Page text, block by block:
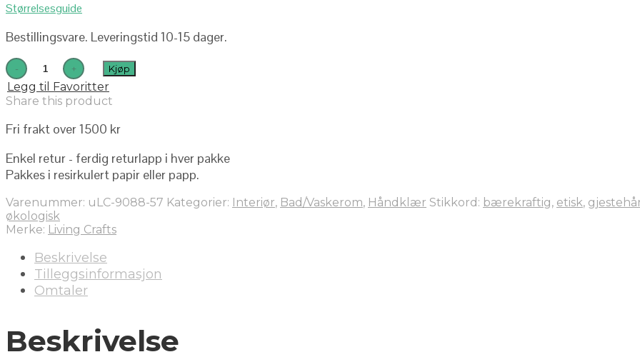
Størrelsesguide
Bestillingsvare. Leveringstid 10-15 dager.
Kjøp
Legg til Favoritter
Share this product
Fri frakt over 1500 kr
Enkel retur - ferdig returlapp i hver pakke
Pakkes i resirkulert papir eller papp.
Varenummer: uLC-9088-57 Kategorier: Interiør, Bad/Vaskerom, Håndklær Stikkord: bærekraftig, etisk,
økologisk
Merke: Living Crafts
Beskrivelse
Tilleggsinformasjon
Omtaler
Beskrivelse